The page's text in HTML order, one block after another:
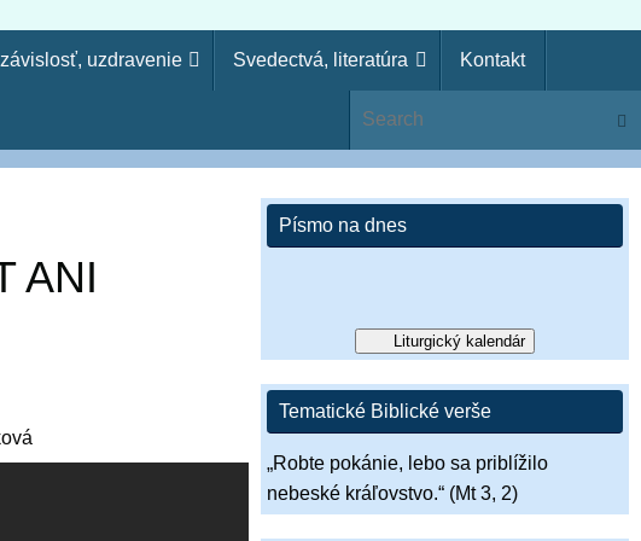
si pohrdol Pánovým slovom, zavrhne ťa, nebudeš kráľom!“ (1 Sam
uzdravenie Svedectvá, literatúra Kontakt
ANI
Písmo na dnes
Liturgický kalendár
Tematické Biblické verše
„Robte pokánie, lebo sa priblížilo
nebeské kráľovstvo.“ (Mt 3, 2)